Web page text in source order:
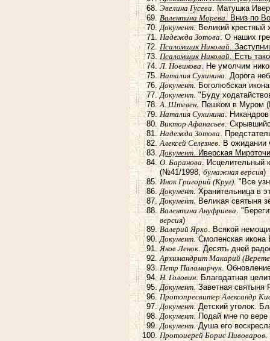
Эвелина Гусева. Матушка
Валентина Морева. Вниз по
Документ. Великий
Надежда Зотова. О наших
Псаломщик Николай.
Псаломщик Николай. Есть
Л. Новикова. Не умолчим
Наталия Сухинина. Дорога
Документ. Боголюбская
Документ. "Буду
А. Штевен. Пешком в Муром
Наталия Сухинина.
Виктор Афанасьев.
Надежда Зотова.
Алексей Селезнев. В
Документ. Иверская
О. Баранова. Исцелительный
(№41/1998,бумажная версия)
Инок Григорий (Круг). "Все
Документ. Хранительница в
Документ. Великая святыня
Валентина Ануфриева.
версия)
Валерий Ярхо. Всякой
Документ. Смоленская
Яков Ленок. Десять дней
Архимандрит Макарий
Петр Паламарчук.
Н. Головин. Благодатная
Документ. Заветная
Протопресвитер Александр
Документ. Детский уголок.
Документ. Подай мне по
Документ. Душа его
Протоиерей Борис Пивоваров.